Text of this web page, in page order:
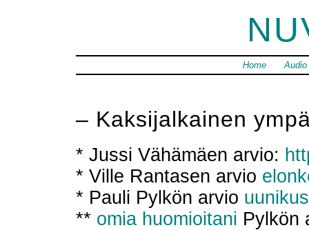
Home Audio
– Kaksijalkainen
* Jussi Vähämäen arvio:
* Ville Rantasen arvio
* Pauli Pylkön arvio
** omia huomioitani Pylkön